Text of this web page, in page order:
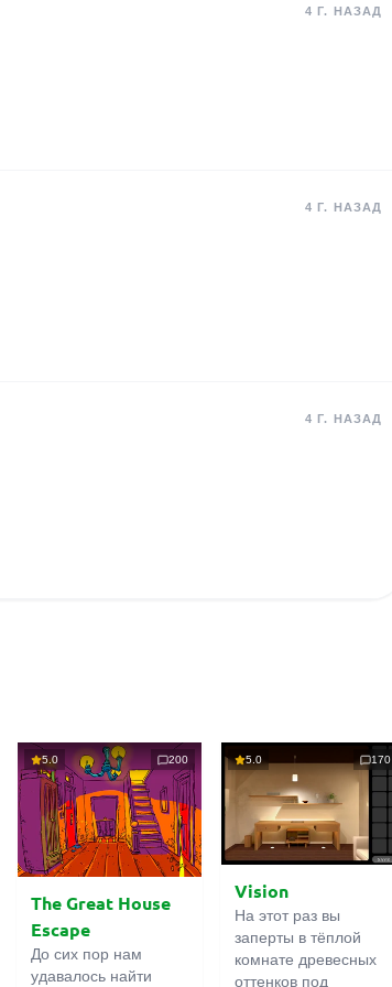
4 Г. НАЗАД
4 Г. НАЗАД
4 Г. НАЗАД
5.0 200
The Great House
Escape
До сих пор нам
удавалось найти
5.0 170
Vision
На этот раз вы
заперты в тёплой
комнате древесных
оттенков под